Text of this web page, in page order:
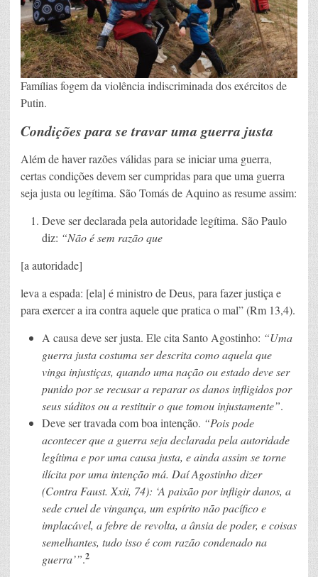
Famílias fogem da violência indiscriminada dos exércitos de
Putin.
Condições para se travar uma guerra justa
Além de haver razões válidas para se iniciar uma guerra,
certas condições devem ser cumpridas para que uma guerra
seja justa ou legítima. São Tomás de Aquino as resume assim:
Deve ser declarada pela autoridade legítima. São Paulo
diz: “Não é sem razão que
[a autoridade]
leva a espada: [ela] é ministro de Deus, para fazer justiça e
para exercer a ira contra aquele que pratica o mal” (Rm 13,4).
A causa deve ser justa. Ele cita Santo Agostinho: “Uma
guerra justa costuma ser descrita como aquela que
vinga injustiças, quando uma nação ou estado deve ser
punido por se recusar a reparar os danos infligidos por
seus súditos ou a restituir o que tomou injustamente”.
Deve ser travada com boa intenção. “Pois pode
acontecer que a guerra seja declarada pela autoridade
legítima e por uma causa justa, e ainda assim se torne
ilícita por uma intenção má. Daí Agostinho dizer
(Contra Faust. Xxii, 74): ‘A paixão por infligir danos, a
sede cruel de vingança, um espírito não pacífico e
implacável, a febre de revolta, a ânsia de poder, e coisas
semelhantes, tudo isso é com razão condenado na
guerra’”.2